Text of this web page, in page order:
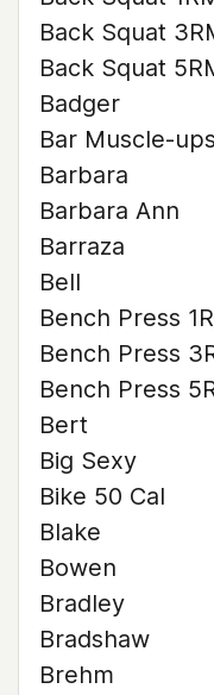
Back Squat
Back Squat
Badger
Bar Muscle-ups
Barbara
Barbara Ann
Barraza
Bell
Bench Press
Bench Press
Bench Press
Bert
Big Sexy
Bike 50 Cal
Blake
Bowen
Bradley
Bradshaw
Brehm